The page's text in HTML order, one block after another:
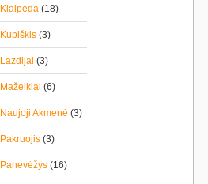
Klaipėda (18)
Kupiškis (3)
Lazdijai (3)
Mažeikiai (6)
Naujoji Akmenė (3)
Pakruojis (3)
Panevėžys (16)